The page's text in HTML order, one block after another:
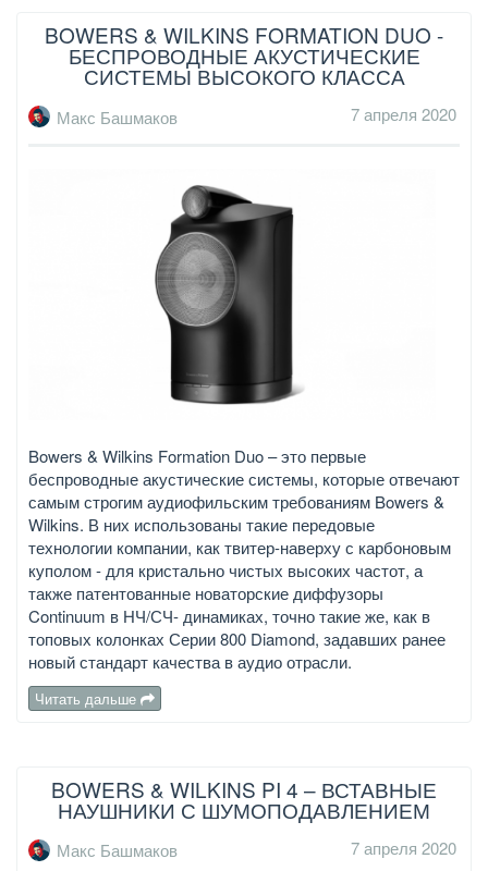
BOWERS & WILKINS FORMATION DUO -
БЕСПРОВОДНЫЕ АКУСТИЧЕСКИЕ
СИСТЕМЫ ВЫСОКОГО КЛАССА
Макс Башмаков 7 апреля 2020
Bowers & Wilkins Formation Duo – это первые
беспроводные акустические системы, которые отвечают
самым строгим аудиофильским требованиям Bowers &
Wilkins. В них использованы такие передовые
технологии компании, как твитер-наверху с карбоновым
куполом - для кристально чистых высоких частот, а
также патентованные новаторские диффузоры
Continuum в НЧ/СЧ- динамиках, точно такие же, как в
топовых колонках Серии 800 Diamond, задавших ранее
новый стандарт качества в аудио отрасли.
Читать дальше
BOWERS & WILKINS PI 4 – ВСТАВНЫЕ
НАУШНИКИ С ШУМОПОДАВЛЕНИЕМ
Макс Башмаков 7 апреля 2020